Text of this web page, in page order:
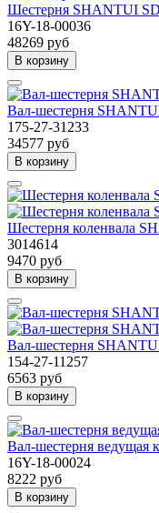
Шестерня SHANTUI
16Y-18-00036
48269 руб
В корзину
Вал-шестерня
175-27-31233
34577 руб
В корзину
Шестерня коленвала
3014614
9470 руб
В корзину
Вал-шестерня
154-27-11257
6563 руб
В корзину
Вал-шестерня ведущая
16Y-18-00024
8222 руб
В корзину